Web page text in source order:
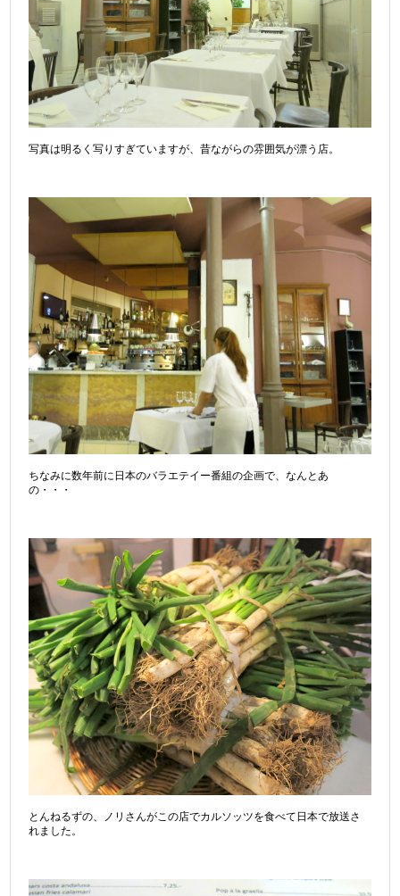
写真は明るく写りすぎていますが、昔ながらの雰囲気が漂う店。
ちなみに数年前に日本のバラエテイー番組の企画で、なんとあ
の・・・
とんねるずの、ノリさんがこの店でカルソッツを食べて日本で放送さ
れました。